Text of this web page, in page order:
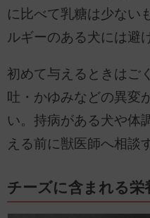
に比べて乳糖は少ない
ルギーのある犬には避
初めて与えるときはご
吐・かゆみなどの異変
い。持病がある犬や体
える前に獣医師へ相談
チーズに含まれる栄